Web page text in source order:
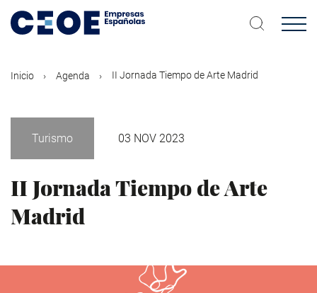
contenido
Inicio Agenda II Jornada Tiempo de Arte Madrid
Turismo 03 NOV 2023
II Jornada Tiempo de Arte
Madrid